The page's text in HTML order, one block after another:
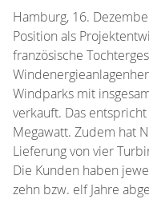
Hamburg, 16.
Position als
französische
Windparks mit
verkauft. Das
Megawatt. Zudem hat
Lieferung von vier
Die Kunden haben
zehn bzw. elf Jahre